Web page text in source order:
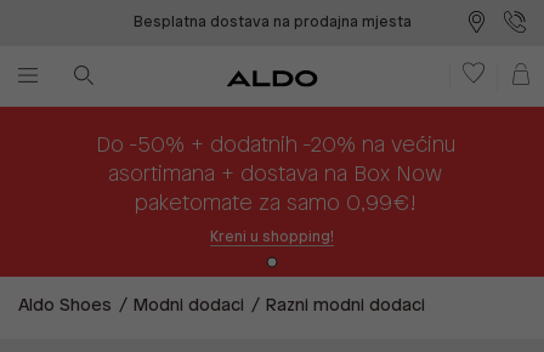
Besplatna dostava na prodajna mjesta
Do -50% + dodatnih -20% na većinu
asortimana + dostava na Box Now
paketomate za samo 0,99€!
Kreni u shopping!
Aldo Shoes Modni dodaci Razni modni dodaci